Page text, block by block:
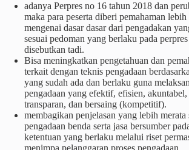
adanya Perpres no 16 tahun 2018 dan
maka para peserta diberi pemahaman
mengenai dasar dasar dari pengadakan
sesuai pedoman yang berlaku pada
disebutkan tadi.
Bisa meningkatkan pengetahuan dan
terkait dengan teknis pengadaan
yang sudah ada dan berlaku guna
pengadaan yang efektif, efisien,
transparan, dan bersaing (kompetitif).
membagikan penjelasan yang lebih merata
pengadaan benda serta jasa bersumber
ketentuan yang berlaku melalui riset
menimpa pelanggaran proses pengadaan.